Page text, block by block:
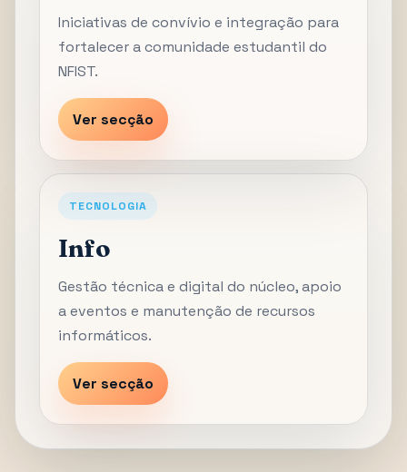
Iniciativas de convívio e integração para
fortalecer a comunidade estudantil do
NFIST.
Ver secção
TECNOLOGIA
Info
Gestão técnica e digital do núcleo, apoio
a eventos e manutenção de recursos
informáticos.
Ver secção